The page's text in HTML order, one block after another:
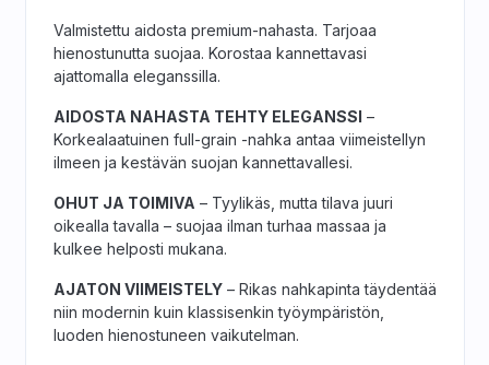
Valmistettu aidosta premium-nahasta. Tarjoaa
hienostunutta suojaa. Korostaa kannettavasi
ajattomalla eleganssilla.
AIDOSTA NAHASTA TEHTY ELEGANSSI –
Korkealaatuinen full-grain -nahka antaa viimeistellyn
ilmeen ja kestävän suojan kannettavallesi.
OHUT JA TOIMIVA – Tyylikäs, mutta tilava juuri
oikealla tavalla – suojaa ilman turhaa massaa ja
kulkee helposti mukana.
AJATON VIIMEISTELY– Rikas nahkapinta täydentää
niin modernin kuin klassisenkin työympäristön,
luoden hienostuneen vaikutelman.